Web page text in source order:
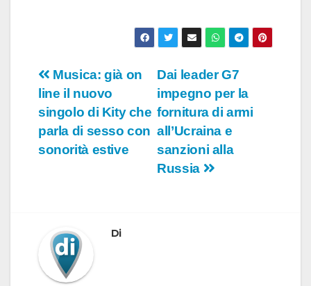
Navigazione
articoli
Dai leader G7
impegno per la
fornitura di armi
all’Ucraina e
sanzioni alla
Russia
Musica: già on
line il nuovo
singolo di Kity che
parla di sesso con
sonorità estive
Di